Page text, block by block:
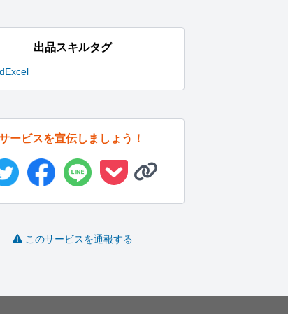
配、お受けいた
【誠実対応】経営学専
攻×簿記2...
出品スキルタグ
Excel
ービスを宣伝しましょう！
このサービスを通報する